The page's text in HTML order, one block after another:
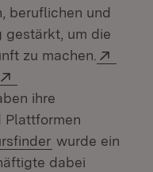
beruflichen und
gestärkt, um die
zu machen.
in neuem Fenster)
in neuem Fenster)
ihre
Plattformen
(Öffnet in
wurde ein
dabei